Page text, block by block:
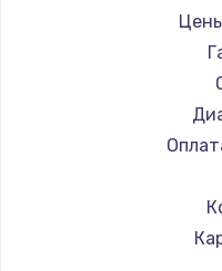
Ремонт
Ремонт
Ремонт
Ремонт
Ремонт
Ремонт